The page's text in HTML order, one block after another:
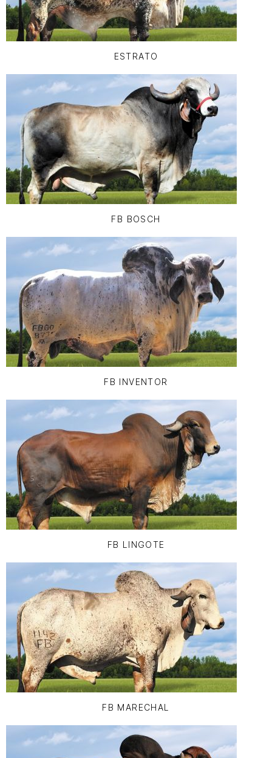
ESTRATO
FB BOSCH
FB INVENTOR
FB LINGOTE
FB MARECHAL